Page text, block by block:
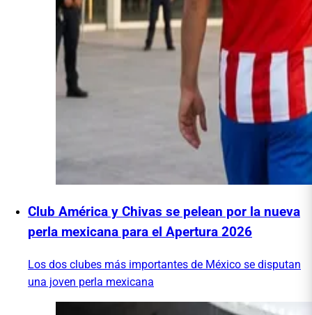
Club América y Chivas se pelean por la nueva
perla mexicana para el Apertura 2026
Los dos clubes más importantes de México se disputan
una joven perla mexicana